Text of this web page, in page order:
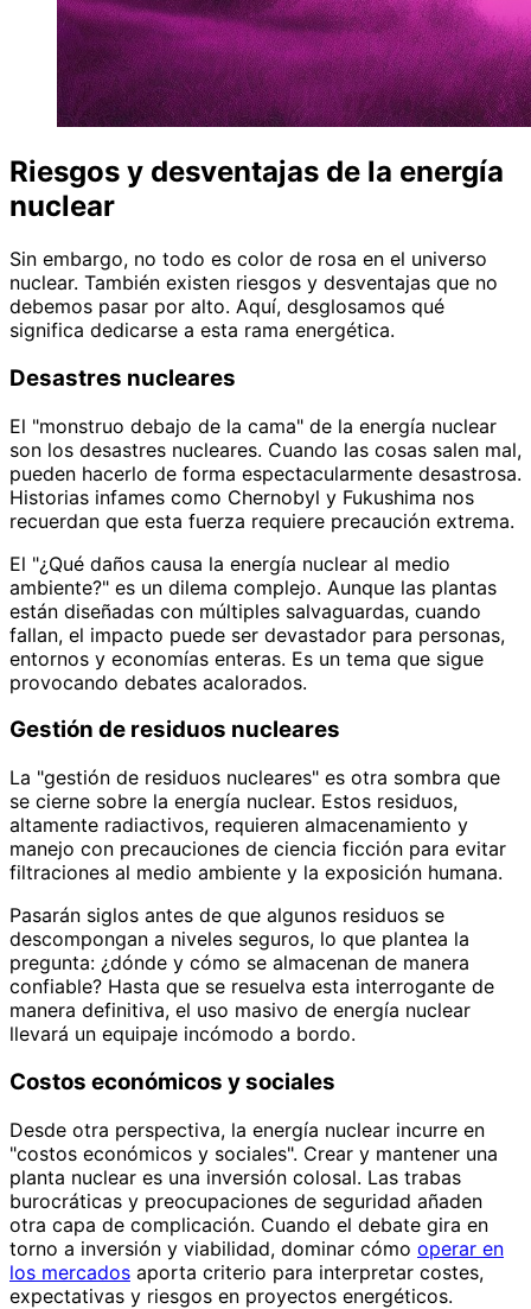
Riesgos y desventajas de la energía
nuclear
Sin embargo, no todo es color de rosa en el universo
nuclear. También existen riesgos y desventajas que no
debemos pasar por alto. Aquí, desglosamos qué
significa dedicarse a esta rama energética.
Desastres nucleares
El "monstruo debajo de la cama" de la energía nuclear
son los desastres nucleares. Cuando las cosas salen mal,
pueden hacerlo de forma espectacularmente desastrosa.
Historias infames como Chernobyl y Fukushima nos
recuerdan que esta fuerza requiere precaución extrema.
El "¿Qué daños causa la energía nuclear al medio
ambiente?" es un dilema complejo. Aunque las plantas
están diseñadas con múltiples salvaguardas, cuando
fallan, el impacto puede ser devastador para personas,
entornos y economías enteras. Es un tema que sigue
provocando debates acalorados.
Gestión de residuos nucleares
La "gestión de residuos nucleares" es otra sombra que
se cierne sobre la energía nuclear. Estos residuos,
altamente radiactivos, requieren almacenamiento y
manejo con precauciones de ciencia ficción para evitar
filtraciones al medio ambiente y la exposición humana.
Pasarán siglos antes de que algunos residuos se
descompongan a niveles seguros, lo que plantea la
pregunta: ¿dónde y cómo se almacenan de manera
confiable? Hasta que se resuelva esta interrogante de
manera definitiva, el uso masivo de energía nuclear
llevará un equipaje incómodo a bordo.
Costos económicos y sociales
Desde otra perspectiva, la energía nuclear incurre en
"costos económicos y sociales". Crear y mantener una
planta nuclear es una inversión colosal. Las trabas
burocráticas y preocupaciones de seguridad añaden
otra capa de complicación. Cuando el debate gira en
torno a inversión y viabilidad, dominar cómo operar en
los mercados aporta criterio para interpretar costes,
expectativas y riesgos en proyectos energéticos.